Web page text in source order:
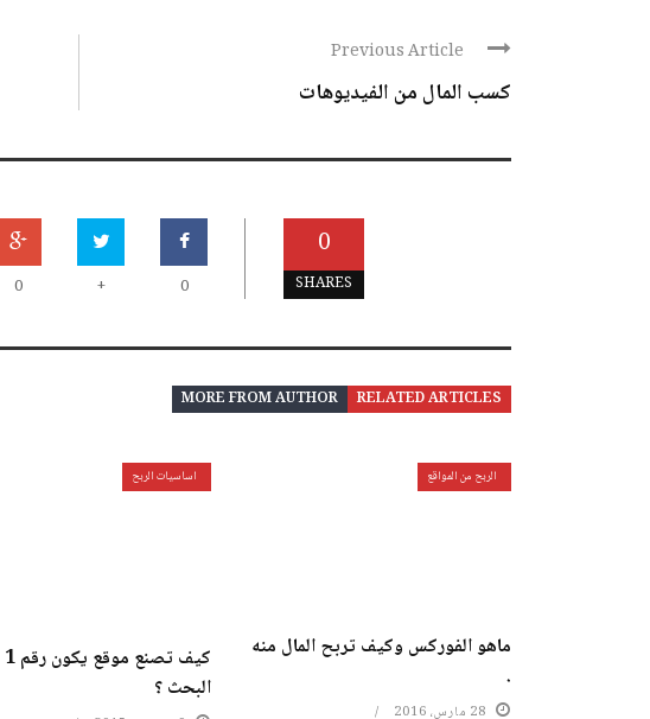
Previous Article
كسب المال من الفيديوهات
0
SHARES
0
+
0
RELATED ARTICLES
MORE FROM AUTHOR
الربح من المواقع
ماهو الفوركس وكيف تربح المال منه
.
28 مارس، 2016
اساسيات الربح
البحث ؟